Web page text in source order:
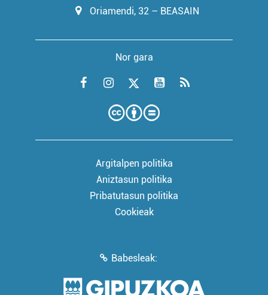
Oriamendi, 32 – BEASAIN
Nor gara
Argitalpen politika
Aniztasun politika
Pribatutasun politika
Cookieak
Babesleak: